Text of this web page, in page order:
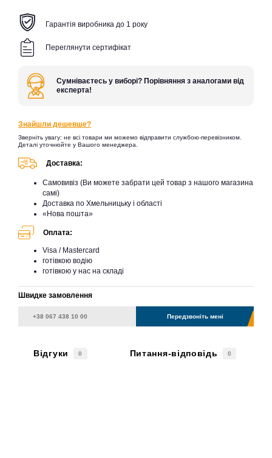
Гарантія виробника до 1 року
Переглянути сертифікат
Сумніваєтесь у виборі? Порівняння з аналогами від
експерта!
Знайшли дешевше?
Зверніть увагу: не всі товари ми можемо відправити службою-перевізником.
Деталі уточнюйте у Вашого менеджера.
Доставка:
Самовивіз (Ви можете забрати цей товар з нашого магазина
самі)
Доставка по Хмельницьку і області
«Нова пошта»
Оплата:
Visa / Mastercard
готівкою водію
готівкою у нас на складі
Швидке замовлення
Передзвоніть мені
Відгуки 0 Питання-відповідь 0